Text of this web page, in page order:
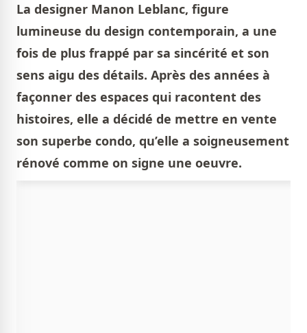
La designer Manon Leblanc, figure
lumineuse du design contemporain, a une
fois de plus frappé par sa sincérité et son
sens aigu des détails. Après des années à
façonner des espaces qui racontent des
histoires, elle a décidé de mettre en vente
son superbe condo, qu’elle a soigneusement
rénové comme on signe une oeuvre.